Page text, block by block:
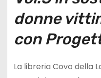
donne
con
La libreria Covo della